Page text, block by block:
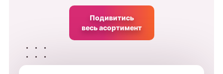
Подивитись
весь асортимент